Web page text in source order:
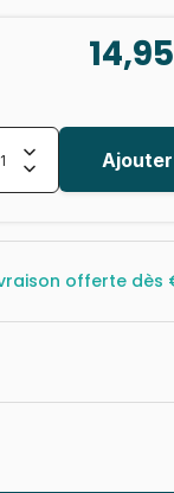
offerte dès